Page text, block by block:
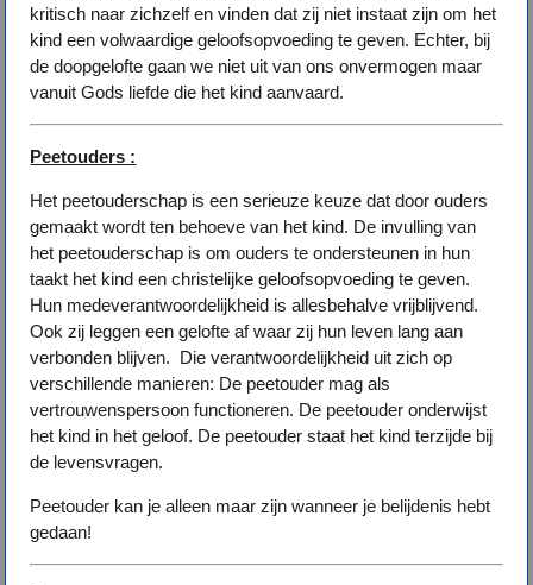
kritisch naar zichzelf en vinden dat zij niet instaat zijn om het
kind een volwaardige geloofsopvoeding te geven. Echter, bij
de doopgelofte gaan we niet uit van ons onvermogen maar
vanuit Gods liefde die het kind aanvaard.
Peetouders :
Het peetouderschap is een serieuze keuze dat door ouders
gemaakt wordt ten behoeve van het kind. De invulling van
het peetouderschap is om ouders te ondersteunen in hun
taakt het kind een christelijke geloofsopvoeding te geven.
Hun medeverantwoordelijkheid is allesbehalve vrijblijvend.
Ook zij leggen een gelofte af waar zij hun leven lang aan
verbonden blijven. Die verantwoordelijkheid uit zich op
verschillende manieren: De peetouder mag als
vertrouwenspersoon functioneren. De peetouder onderwijst
het kind in het geloof. De peetouder staat het kind terzijde bij
de levensvragen.
Peetouder kan je alleen maar zijn wanneer je belijdenis hebt
gedaan!